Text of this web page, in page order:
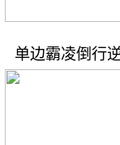
单边霸凌倒行